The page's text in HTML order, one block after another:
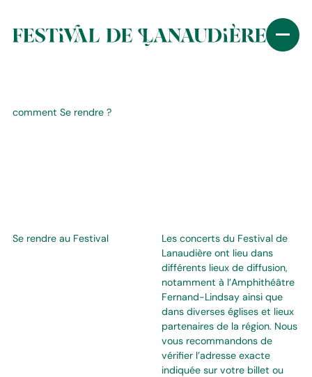
comment Se rendre ?
Se rendre au Festival
Les concerts du Festival de
Lanaudière ont lieu dans
différents lieux de diffusion,
notamment à l’Amphithéâtre
Fernand-Lindsay ainsi que
dans diverses églises et lieux
partenaires de la région. Nous
vous recommandons de
vérifier l’adresse exacte
indiquée sur votre billet ou